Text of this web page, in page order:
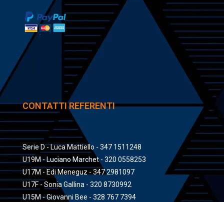
CONTATTI REFERENTI
Serie D - Luca Mattiello - 347 1511248
U19M - Luciano Marchet - 320 0558253
U17M - Edi Meneguz - 347 2981097
U17F - Sonia Gallina - 320 8730992
U15M - Giovanni Bee - 328 767 7394